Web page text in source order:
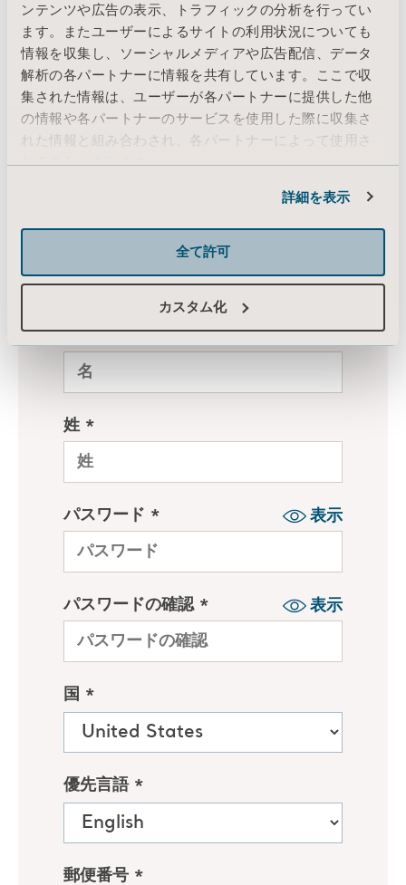
ンテンツや広告の表示、トラフィックの分析を行ってい
ます。またユーザーによるサイトの利用状況についても
情報を収集し、ソーシャルメディアや広告配信、データ
解析の各パートナーに情報を共有しています。ここで収
集された情報は、ユーザーが各パートナーに提供した他
の情報や各パートナーのサービスを使用した際に収集さ
れた情報と組み合わされ、各パートナーによって使用さ
れることがあります。
詳細を表示
全て許可
カスタム化